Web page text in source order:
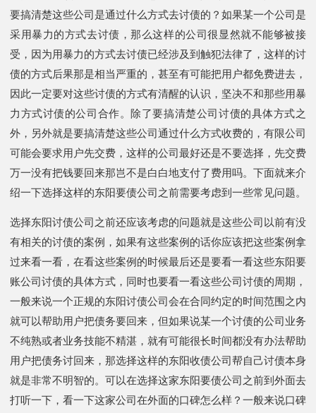
要搞清楚这些公司是通过什么方式去讨债的？如果某一个公司是
采用暴力的方式去讨债，那么这样的公司很显然就不能够被接
受，因为用暴力的方式去讨债已经涉及到触犯法律了，这样的讨
债的方式后果那是相当严重的，甚至有可能把用户都免费进去，
因此一定要对这些讨债的方式有清醒的认识，坚决不和那些用暴
力方式讨债的公司合作。除了要搞清楚公司讨债的具体方式之
外，另外就是要搞清楚这些公司通过什么方式收费的，有限公司
可能会要求用户先交费，这样的公司最好还是不要选择，先交费
万一没有把钱要回来那岂不是白白地支付了费用吗。下面就来介
绍一下选择这样的东阳要债公司之前需要考虑到一些常见问题。
选择东阳讨债公司之前还应该考虑的问题就是这些公司以前有没
有相关的讨债的案例，如果有这些案例的话你应该把这些案例拿
过来看一看，在看这些案例的时候最后还是要看一看这些东阳要
账公司讨债的具体方式，同时也要看一看这些公司讨债的周期，
一般来说一个正规的东阳讨债公司会在合同约定的时间范围之内
就可以帮助用户把债务要回来，但如果说某一个讨债的公司业务
不纯熟或者业务技能不精湛，就有可能很长时间都没有办法帮助
用户把债务讨回来，那选择这样的东阳收债公司帮自己讨债本身
就是非常不明智的。可以在选择这家东阳要债公司之前到外面去
打听一下，看一下这家公司在外面的口碑怎么样？一般来说口碑